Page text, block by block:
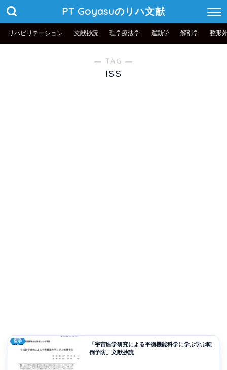
PT Goyasuのリハ文献
リハビリテーション 文献抄読 理学療法学 運動学 解剖学 整形
― TAG ―
ISS
医学
「宇宙医学研究による平衡機能科学に学ぶ学ぶ転
倒予防」文献抄読